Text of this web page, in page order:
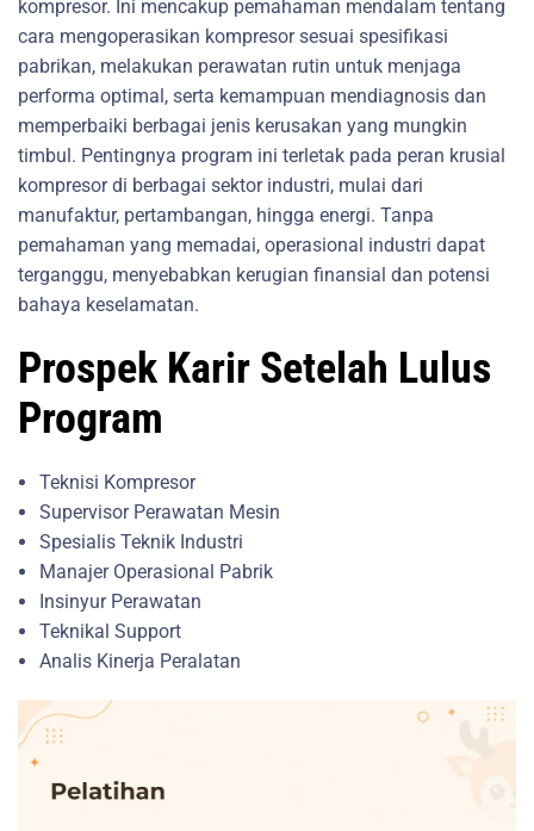
kompresor. Ini mencakup pemahaman mendalam tentang
cara mengoperasikan kompresor sesuai spesifikasi
pabrikan, melakukan perawatan rutin untuk menjaga
performa optimal, serta kemampuan mendiagnosis dan
memperbaiki berbagai jenis kerusakan yang mungkin
timbul. Pentingnya program ini terletak pada peran krusial
kompresor di berbagai sektor industri, mulai dari
manufaktur, pertambangan, hingga energi. Tanpa
pemahaman yang memadai, operasional industri dapat
terganggu, menyebabkan kerugian finansial dan potensi
bahaya keselamatan.
Prospek Karir Setelah Lulus
Program
Teknisi Kompresor
Supervisor Perawatan Mesin
Spesialis Teknik Industri
Manajer Operasional Pabrik
Insinyur Perawatan
Teknikal Support
Analis Kinerja Peralatan